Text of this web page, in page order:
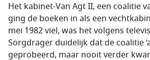
Het kabinet-Van Agt II, een coalitie
ging de boeken in als een
mei 1982 viel, was het volgens
Sorgdrager duidelijk dat de coalitie
geprobeerd, maar nooit verder